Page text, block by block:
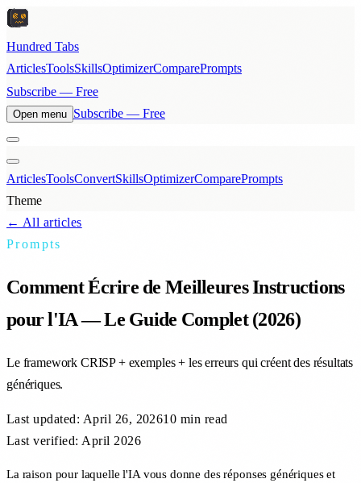
Hundred Tabs
ArticlesToolsSkillsOptimizerComparePrompts
Subscribe — Free
Open menu Subscribe — Free
ArticlesToolsConvertSkillsOptimizerComparePrompts
Theme
← All articles
Prompts
Comment Écrire de Meilleures Instructions
pour l'IA — Le Guide Complet (2026)
Le framework CRISP + exemples + les erreurs qui créent des résultats
génériques.
Last updated: April 26, 202610 min read
Last verified: April 2026
La raison pour laquelle l'IA vous donne des réponses génériques et